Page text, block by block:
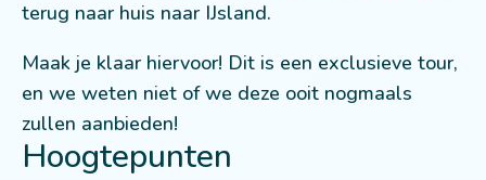
terug naar huis naar IJsland.
Maak je klaar hiervoor! Dit is een exclusieve tour,
en we weten niet of we deze ooit nogmaals
zullen aanbieden!
Hoogtepunten